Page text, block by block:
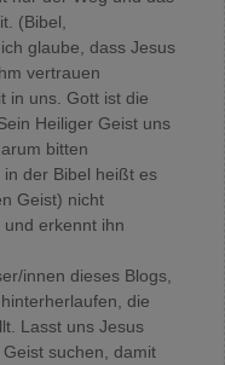
(Bibel,
glaube, dass Jesus
vertrauen
in uns. Gott ist die
Heiliger Geist uns
bitten
in der Bibel heißt es
Geist) nicht
erkennt ihn
innen dieses Blogs,
die
Lasst uns Jesus
suchen, damit